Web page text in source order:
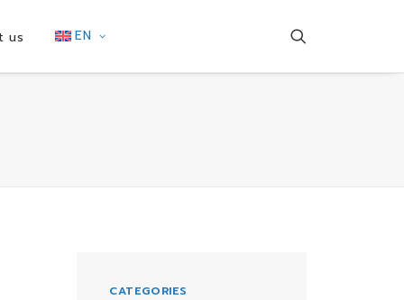
us EN
CATEGORIES